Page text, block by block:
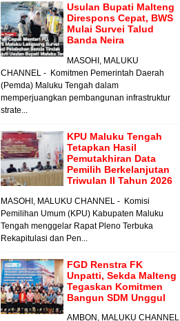
Usulan Bupati Malteng
Direspons Cepat, BWS
Mulai Survei Talud
Banda Neira
MASOHI, MALUKU
CHANNEL - Komitmen Pemerintah Daerah
(Pemda) Maluku Tengah dalam
memperjuangkan pembangunan infrastruktur
strate...
KPU Maluku Tengah
Tetapkan Hasil
Pemutakhiran Data
Pemilih Berkelanjutan
Triwulan II Tahun 2026
MASOHI, MALUKU CHANNEL - Komisi
Pemilihan Umum (KPU) Kabupaten Maluku
Tengah menggelar Rapat Pleno Terbuka
Rekapitulasi dan Pen...
FGD Renstra FK
Unpatti, Sekda Malteng
Tegaskan Komitmen
Bangun SDM Unggul
AMBON, MALUKU CHANNEL